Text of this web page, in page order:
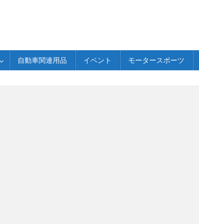
自動車関連用品 イベント モータースポーツ